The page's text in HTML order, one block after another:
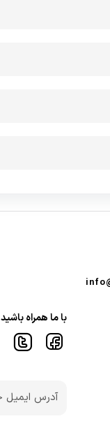
با ما همراه باشید